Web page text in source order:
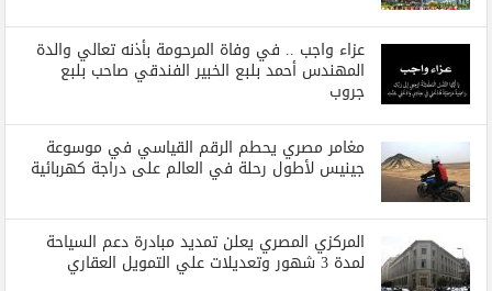
عزاء واجب .. في وفاة المرحومة بأذنه تعالي والدة
المهندس أحمد بلبع الخبير الفندقي صاحب بلبع
جروب
مغامر مصري يحطم الرقم القياسي في موسوعة
جينيس لأطول رحلة في العالم على دراجة كهربائية
المركزي المصري يعلن تمديد مبادرة دعم السياحة
لمدة 3 شهور وتعديلات علي التمويل العقاري